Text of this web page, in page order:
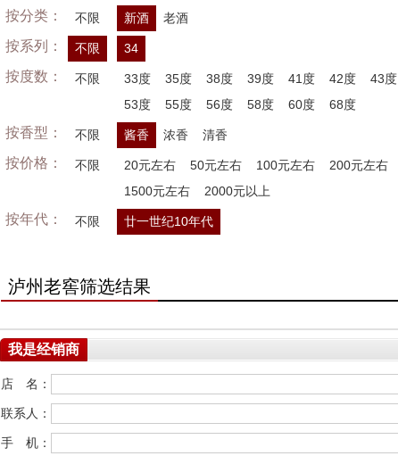
按分类： 不限 新酒 老酒
按系列： 不限 34
按度数： 不限 33度 35度 38度 39度 41度 42度 43度
53度
55度 56度 58度 60度 68度
按香型： 不限 酱香 浓香 清香
按价格： 不限 20元左右 50元左右 100元左右 200元左右
1500元左右
2000元以上
按年代： 不限 廿一世纪10年代
泸州老窖筛选结果
我是经销商
店 名：
联系人：
手 机：